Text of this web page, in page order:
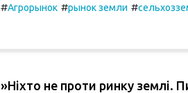
#Агрорынок #рынок земли #
»Ніхто не проти ринку землі.